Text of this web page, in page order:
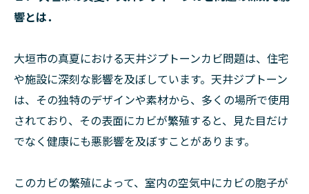
響とは．
大垣市の真夏における天井ジプトーンカビ問題は、住宅
や施設に深刻な影響を及ぼしています。天井ジプトーン
は、その独特のデザインや素材から、多くの場所で使用
されており、その表面にカビが繁殖すると、見た目だけ
でなく健康にも悪影響を及ぼすことがあります。
このカビの繁殖によって、室内の空気中にカビの胞子が